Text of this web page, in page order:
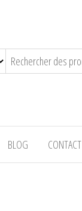
BLOG CONTACT